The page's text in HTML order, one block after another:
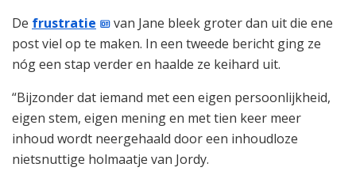
De frustratie
van Jane bleek groter dan uit die ene
post viel op te maken. In een tweede bericht ging ze
nóg een stap verder en haalde ze keihard uit.
“Bijzonder dat iemand met een eigen persoonlijkheid,
eigen stem, eigen mening en met tien keer meer
inhoud wordt neergehaald door een inhoudloze
nietsnuttige holmaatje van Jordy.